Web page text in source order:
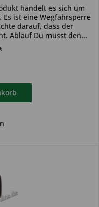
handelt es sich um
ist eine Wegfahrsperre
darauf, dass der
Ablauf Du musst den...